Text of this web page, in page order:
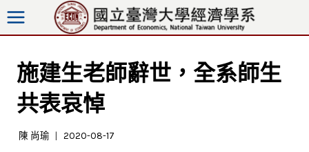
跳
至
施建生老師辭世，全系師生
共表哀悼
陳 尚瑜 2020-08-17